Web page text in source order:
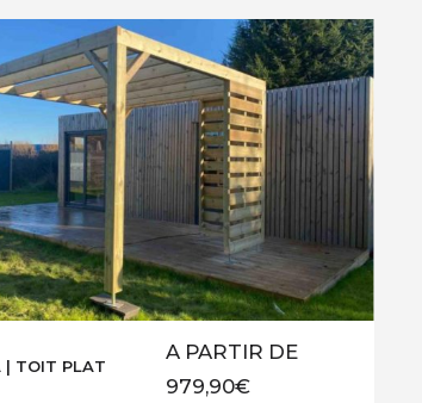
| TOIT PLAT
A PARTIR DE
979,90€